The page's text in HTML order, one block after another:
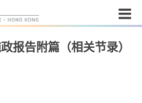
报告附篇（相关节录）